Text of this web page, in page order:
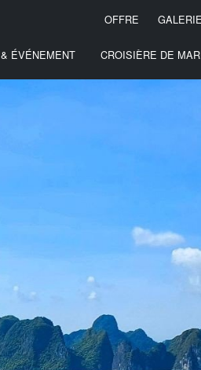
OFFRE GALERIE
ÉVÉNEMENT CROISIÈRE DE